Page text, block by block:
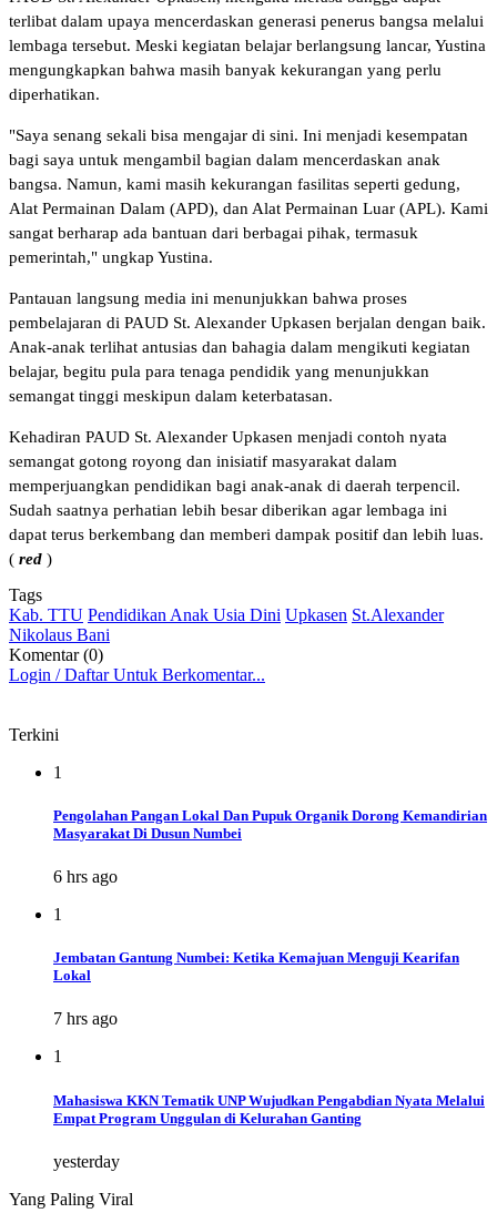
terlibat dalam upaya mencerdaskan generasi penerus bangsa melalui
lembaga tersebut. Meski kegiatan belajar berlangsung lancar, Yustina
mengungkapkan bahwa masih banyak kekurangan yang perlu
diperhatikan.
"Saya senang sekali bisa mengajar di sini. Ini menjadi kesempatan
bagi saya untuk mengambil bagian dalam mencerdaskan anak
bangsa. Namun, kami masih kekurangan fasilitas seperti gedung,
Alat Permainan Dalam (APD), dan Alat Permainan Luar (APL). Kami
sangat berharap ada bantuan dari berbagai pihak, termasuk
pemerintah," ungkap Yustina.
Pantauan langsung media ini menunjukkan bahwa proses
pembelajaran di PAUD St. Alexander Upkasen berjalan dengan baik.
Anak-anak terlihat antusias dan bahagia dalam mengikuti kegiatan
belajar, begitu pula para tenaga pendidik yang menunjukkan
semangat tinggi meskipun dalam keterbatasan.
Kehadiran PAUD St. Alexander Upkasen menjadi contoh nyata
semangat gotong royong dan inisiatif masyarakat dalam
memperjuangkan pendidikan bagi anak-anak di daerah terpencil.
Sudah saatnya perhatian lebih besar diberikan agar lembaga ini
dapat terus berkembang dan memberi dampak positif dan lebih luas.
( red )
Tags
Kab. TTU Pendidikan Anak Usia Dini Upkasen St.Alexander
Nikolaus Bani
Komentar (0)
Login / Daftar Untuk Berkomentar...
Terkini
1
Pengolahan Pangan Lokal Dan Pupuk Organik Dorong Kemandirian
Masyarakat Di Dusun Numbei
6 hrs ago
1
Jembatan Gantung Numbei: Ketika Kemajuan Menguji Kearifan
Lokal
7 hrs ago
1
Mahasiswa KKN Tematik UNP Wujudkan Pengabdian Nyata Melalui
Empat Program Unggulan di Kelurahan Ganting
yesterday
Yang Paling Viral